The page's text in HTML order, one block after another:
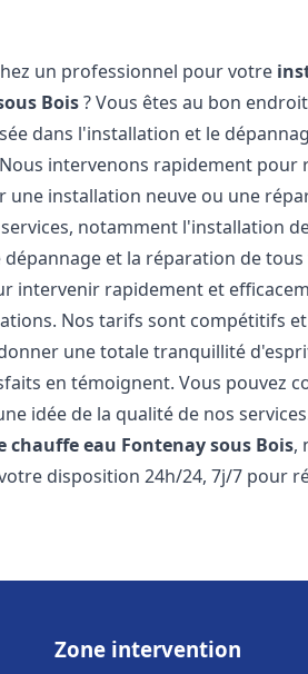
un professionnel pour votre
Bois? Vous êtes au bon
dans l'installation et le
intervenons rapidement pour
une installation neuve ou une
notamment l'installation
dépannage et la réparation de
intervenir rapidement et
Nos tarifs sont compétitifs
une totale tranquillité
en témoignent. Vous pouvez
idée de la qualité de nos
chauffe eau Fontenay sous Bois,
disposition 24h/24, 7j/7 pour
Zone intervention